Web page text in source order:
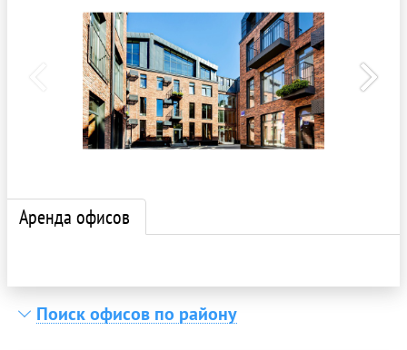
Аренда офисов
Поиск офисов по району